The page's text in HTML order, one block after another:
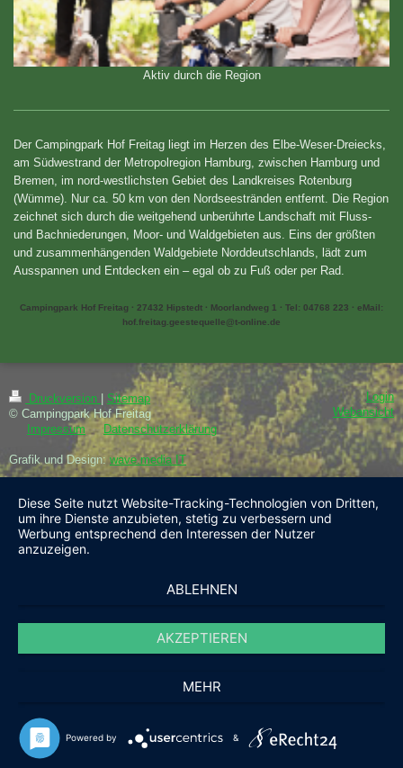
Aktiv durch die Region
Der Campingpark Hof Freitag liegt im Herzen des Elbe-Weser-Dreiecks,
am Südwestrand der Metropolregion Hamburg, zwischen Hamburg und
Bremen, im nord-westlichsten Gebiet des Landkreises Rotenburg
(Wümme). Nur ca. 50 km von den Nordseestränden entfernt. Die Region
zeichnet sich durch die weitgehend unberührte Landschaft mit Fluss-
und Bachniederungen, Moor- und Waldgebieten aus. Eins der größten
und zusammenhängenden Waldgebiete Norddeutschlands, lädt zum
Ausspannen und Entdecken ein – egal ob zu Fuß oder per Rad.
Campingpark Hof Freitag · 27432 Hipstedt · Moorlandweg 1 · Tel: 04768 223 · eMail:
hof.freitag.geestequelle@t-online.de
Druckversion
Sitemap
© Campingpark Hof Freitag
Impressum
Datenschutzerklärung
Grafik und Design: wave.media IT
Login
Webansicht
Diese Seite nutzt Website-Tracking-Technologien von Dritten,
um ihre Dienste anzubieten, stetig zu verbessern und
Werbung entsprechend den Interessen der Nutzer
anzuzeigen.
ABLEHNEN
AKZEPTIEREN
MEHR
Powered by &